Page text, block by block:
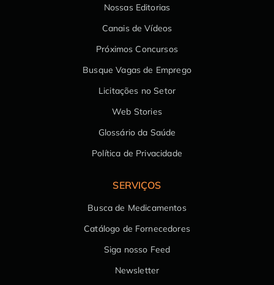
Nossas Editorias
Canais de Vídeos
Próximos Concursos
Busque Vagas de Emprego
Licitações no Setor
Web Stories
Glossário da Saúde
Política de Privacidade
SERVIÇOS
Busca de Medicamentos
Catálogo de Fornecedores
Siga nosso Feed
Newsletter